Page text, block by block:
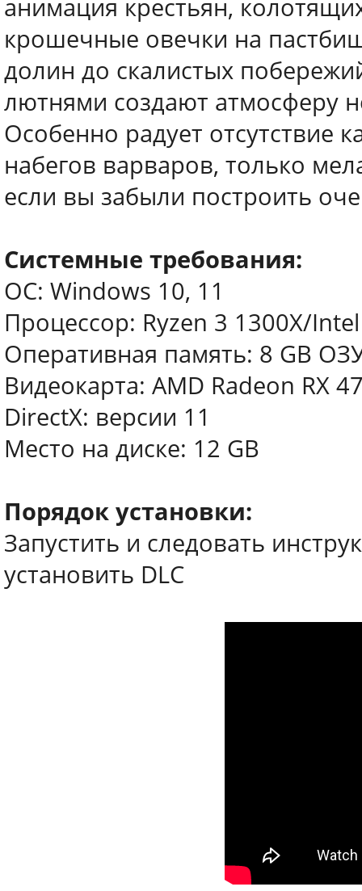
анимация крестьян,
крошечные овечки на
долин до скалистых
лютнями создают атмосферу
Особенно радует отсутствие
набегов варваров, только
если вы забыли построить
Системные требования:
ОС: Windows 10, 11
Процессор: Ryzen 3 1300X/
Оперативная память: 8 GB
Видеокарта: AMD Radeon RX
DirectX: версии 11
Место на диске: 12 GB
Порядок установки:
Запустить и следовать
установить DLC